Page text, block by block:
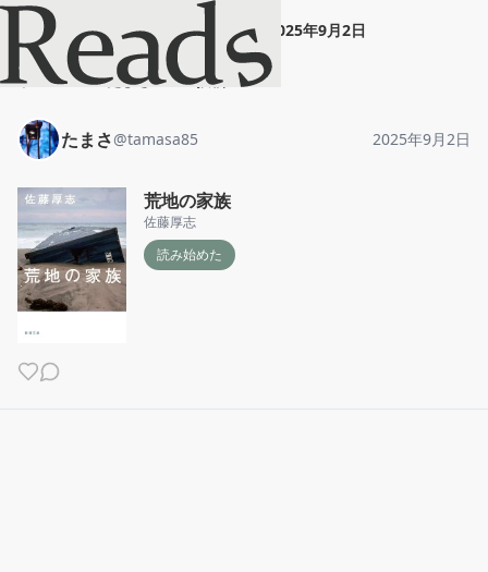
たまさ "荒地の家族" 2025年9月2日
ホーム たまさ 投稿
たまさ@tamasa85 2025年9月2日
荒地の家族
佐藤厚志
読み始めた